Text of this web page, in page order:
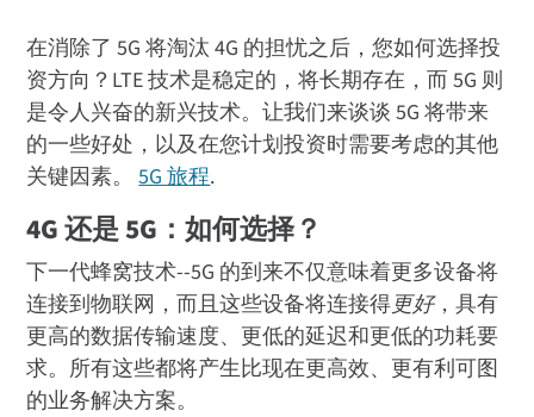
在消除了 5G 将淘汰 4G 的担忧之后，您如何选择投
资方向？LTE 技术是稳定的，将长期存在，而 5G 则
是令人兴奋的新兴技术。让我们来谈谈 5G 将带来
的一些好处，以及在您计划投资时需要考虑的其他
关键因素。5G 旅程.
4G 还是 5G：如何选择？
下一代蜂窝技术--5G 的到来不仅意味着更多设备将
连接到物联网，而且这些设备将连接得更好，具有
更高的数据传输速度、更低的延迟和更低的功耗要
求。所有这些都将产生比现在更高效、更有利可图
的业务解决方案。